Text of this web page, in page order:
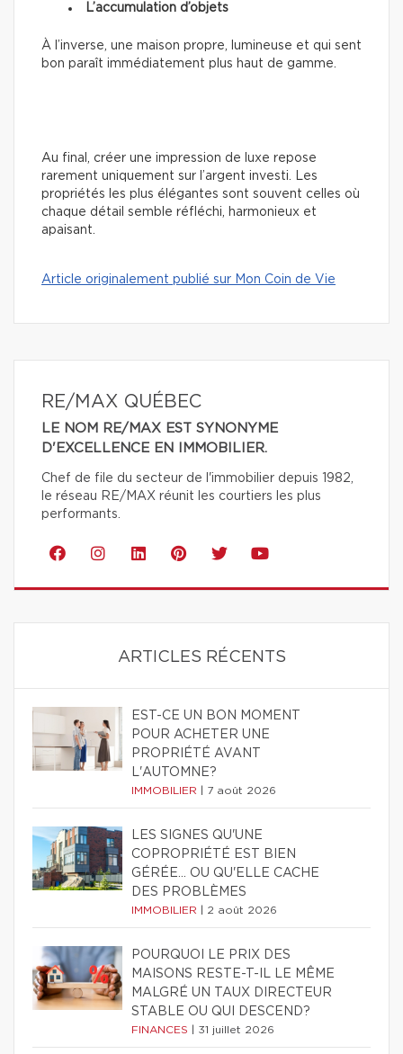
L’accumulation d’objets
À l’inverse, une maison propre, lumineuse et qui sent
bon paraît immédiatement plus haut de gamme.
Au final, créer une impression de luxe repose
rarement uniquement sur l’argent investi. Les
propriétés les plus élégantes sont souvent celles où
chaque détail semble réfléchi, harmonieux et
apaisant.
Article originalement publié sur Mon Coin de Vie
RE/MAX QUÉBEC
LE NOM RE/MAX EST SYNONYME
D'EXCELLENCE EN IMMOBILIER.
Chef de file du secteur de l'immobilier depuis 1982,
le réseau RE/MAX réunit les courtiers les plus
performants.
ARTICLES RÉCENTS
EST-CE UN BON MOMENT
POUR ACHETER UNE
PROPRIÉTÉ AVANT
L'AUTOMNE?
IMMOBILIER 7 août 2026
LES SIGNES QU'UNE
COPROPRIÉTÉ EST BIEN
GÉRÉE… OU QU'ELLE CACHE
DES PROBLÈMES
IMMOBILIER 2 août 2026
POURQUOI LE PRIX DES
MAISONS RESTE-T-IL LE MÊME
MALGRÉ UN TAUX DIRECTEUR
STABLE OU QUI DESCEND?
FINANCES 31 juillet 2026